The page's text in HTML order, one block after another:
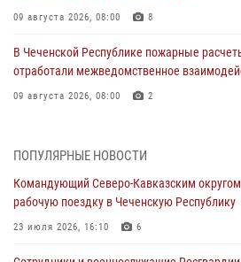
09 августа 2026, 08:00 8
В Чеченской Республике пожарные
отработали межведомственное
09 августа 2026, 08:00 2
определили на Кубани
В Ульяновске росгвардейцы
(видео)
ПОПУЛЯРНЫЕ НОВОСТИ
Командующий Северо-Кавказским
рабочую поездку в Чеченскую Республику
23 июля 2026, 16:10 6